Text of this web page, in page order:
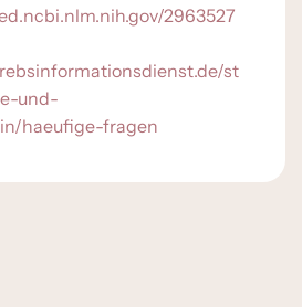
2963527
st
und-
haeufige-fragen